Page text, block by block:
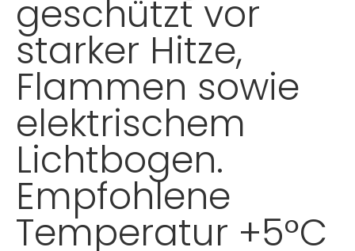
geschützt vor
starker Hitze,
Flammen sowie
elektrischem
Lichtbogen.
Empfohlene
Temperatur +5°C